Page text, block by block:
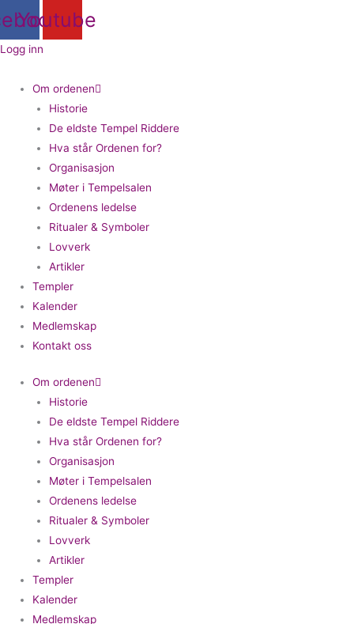
rett
til
Youtube
Logg inn
Om ordenen
Historie
De eldste Tempel Riddere
Hva står Ordenen for?
Organisasjon
Møter i Tempelsalen
Ordenens ledelse
Ritualer & Symboler
Lovverk
Artikler
Templer
Kalender
Medlemskap
Kontakt oss
Om ordenen
Historie
De eldste Tempel Riddere
Hva står Ordenen for?
Organisasjon
Møter i Tempelsalen
Ordenens ledelse
Ritualer & Symboler
Lovverk
Artikler
Templer
Kalender
Medlemskap